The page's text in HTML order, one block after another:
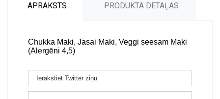
APRAKSTS PRODUKTA DETAĻAS
Chukka Maki, Jasai Maki, Veggi seesam Maki
(Alergēni 4,5)
Ierakstiet Twitter ziņu